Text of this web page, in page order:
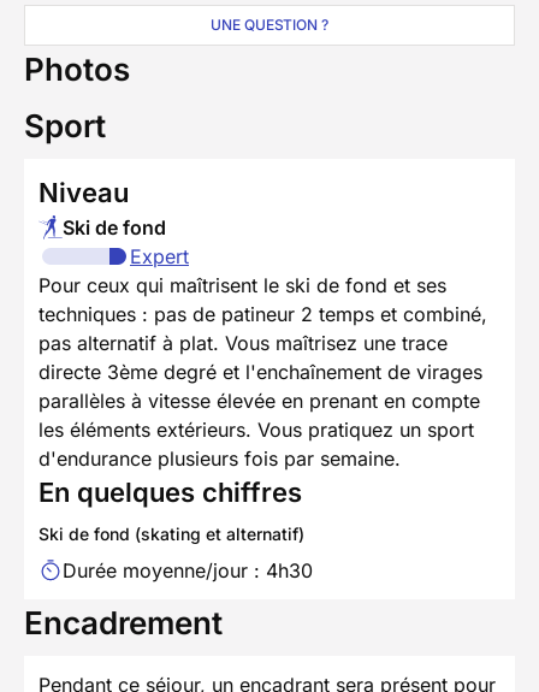
UNE QUESTION ?
Photos
Sport
Niveau
Ski de fond
Expert
Pour ceux qui maîtrisent le ski de fond et ses
techniques : pas de patineur 2 temps et combiné,
pas alternatif à plat. Vous maîtrisez une trace
directe 3ème degré et l'enchaînement de virages
parallèles à vitesse élevée en prenant en compte
les éléments extérieurs. Vous pratiquez un sport
d'endurance plusieurs fois par semaine.
En quelques chiffres
Ski de fond (skating et alternatif)
Durée moyenne/jour : 4h30
Encadrement
Pendant ce séjour, un encadrant sera présent pour